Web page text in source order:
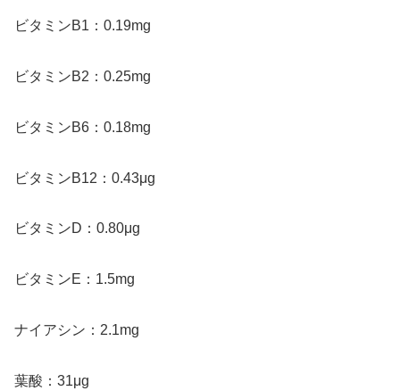
ビタミンB1：0.19mg
ビタミンB2：0.25mg
ビタミンB6：0.18mg
ビタミンB12：0.43μg
ビタミンD：0.80μg
ビタミンE：1.5mg
ナイアシン：2.1mg
葉酸：31μg